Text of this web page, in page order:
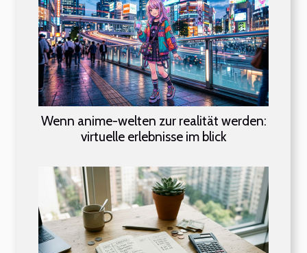
Wenn anime-welten zur realität werden:
virtuelle erlebnisse im blick